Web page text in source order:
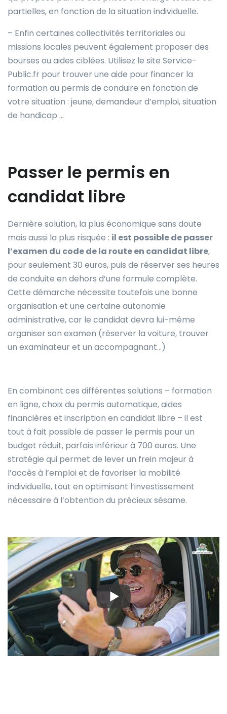
partielles, en fonction de la situation individuelle.
– Enfin certaines collectivités territoriales ou
missions locales peuvent également proposer des
bourses ou aides ciblées. Utilisez le site Service-
Public.fr pour trouver une aide pour financer la
formation au permis de conduire en fonction de
votre situation : jeune, demandeur d’emploi, situation
de handicap …
Passer le permis en
candidat libre
Dernière solution, la plus économique sans doute
mais aussi la plus risquée : il est possible de passer
l’examen du code de la route en candidat libre,
pour seulement 30 euros, puis de réserver ses heures
de conduite en dehors d’une formule complète.
Cette démarche nécessite toutefois une bonne
organisation et une certaine autonomie
administrative, car le candidat devra lui-même
organiser son examen (réserver la voiture, trouver
un examinateur et un accompagnant…)
En combinant ces différentes solutions – formation
en ligne, choix du permis automatique, aides
financières et inscription en candidat libre – il est
tout à fait possible de passer le permis pour un
budget réduit, parfois inférieur à 700 euros. Une
stratégie qui permet de lever un frein majeur à
l’accès à l’emploi et de favoriser la mobilité
individuelle, tout en optimisant l’investissement
nécessaire à l’obtention du précieux sésame.